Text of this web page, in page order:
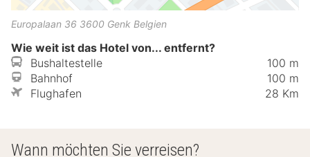
Europalaan 36 3600 Genk Belgien
Wie weit ist das Hotel von... entfernt?
Bushaltestelle
100 m
Bahnhof
100 m
Flughafen
28 Km
Wann möchten Sie verreisen?